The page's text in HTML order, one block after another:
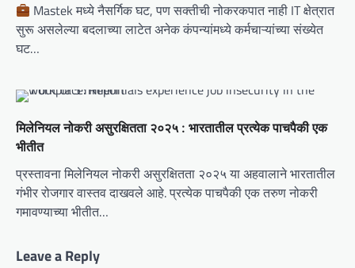
Mastek मध्ये नैसर्गिक घट, पण सक्तीची नोकरकपात नाही IT क्षेत्रात
सुरू असलेल्या बदलाच्या लाटेत अनेक कंपन्यांमध्ये कर्मचाऱ्यांच्या संख्येत
घट…
मिलेनियल नोकरी असुरक्षितता २०२५ : भारतातील प्रत्येक पाचपैकी एक
भीतीत
प्रस्तावना मिलेनियल नोकरी असुरक्षितता २०२५ या अहवालाने भारतातील
गंभीर रोजगार वास्तव दाखवले आहे. प्रत्येक पाचपैकी एक तरुण नोकरी
गमावण्याच्या भीतीत…
Leave a Reply